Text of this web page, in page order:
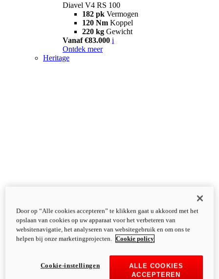
Diavel V4 RS 100
182 pk Vermogen
120 Nm Koppel
220 kg Gewicht
Vanaf €83.000 i
Ontdek meer
Heritage
Door op “Alle cookies accepteren” te klikken gaat u akkoord met het
opslaan van cookies op uw apparaat voor het verbeteren van
websitenavigatie, het analyseren van websitegebruik en om ons te
helpen bij onze marketingprojecten.
Cookie policy
ALLE COOKIES
ACCEPTEREN
Cookie-instellingen